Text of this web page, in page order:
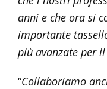
anni e che ora si
importante
più avanzate per il
“Collaboriamo